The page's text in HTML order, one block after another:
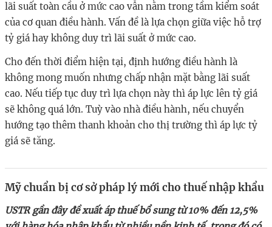
lãi suất toàn cầu ở mức cao vẫn nằm trong tầm kiểm soát
của cơ quan điều hành. Vấn đề là lựa chọn giữa việc hỗ trợ
tỷ giá hay không duy trì lãi suất ở mức cao.
Cho đến thời điểm hiện tại, định hướng điều hành là
không mong muốn nhưng chấp nhận mặt bằng lãi suất
cao. Nếu tiếp tục duy trì lựa chọn này thì áp lực lên tỷ giá
sẽ không quá lớn. Tuỳ vào nhà điều hành, nếu chuyển
hướng tạo thêm thanh khoản cho thị trường thì áp lực tỷ
giá sẽ tăng.
Mỹ chuẩn bị cơ sở pháp lý mới cho thuế nhập khẩu
USTR gần đây đề xuất áp thuế bổ sung từ 10% đến 12,5%